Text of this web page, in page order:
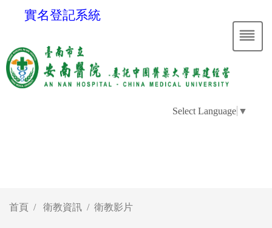
實名登記系統
Select Language ▼
首頁 衛教資訊 衛教影片